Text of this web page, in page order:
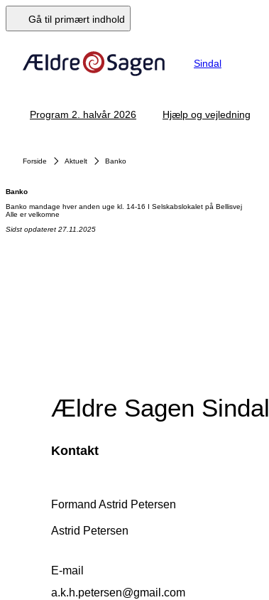
Gå til primært indhold
Sindal
Program 2. halvår 2026 Hjælp og vejledning
Forside Aktuelt Banko
Banko
Banko mandage hver anden uge kl. 14-16 I Selskabslokalet på Bellisvej
Alle er velkomne
Sidst opdateret 27.11.2025
Ældre Sagen Sindal
Kontakt
Formand Astrid Petersen
Astrid Petersen
E-mail
a.k.h.petersen@gmail.com